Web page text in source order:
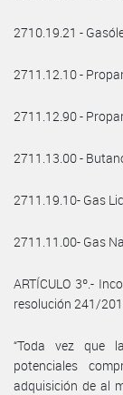
2710.19.21 -
2711.12.10 -
2711.12.90 -
2711.13.00 -
2711.19.10- Gas
2711.11.00- Gas
ARTÍCULO 3º.-
resolución 241/
“Toda vez que
potenciales
adquisición de al